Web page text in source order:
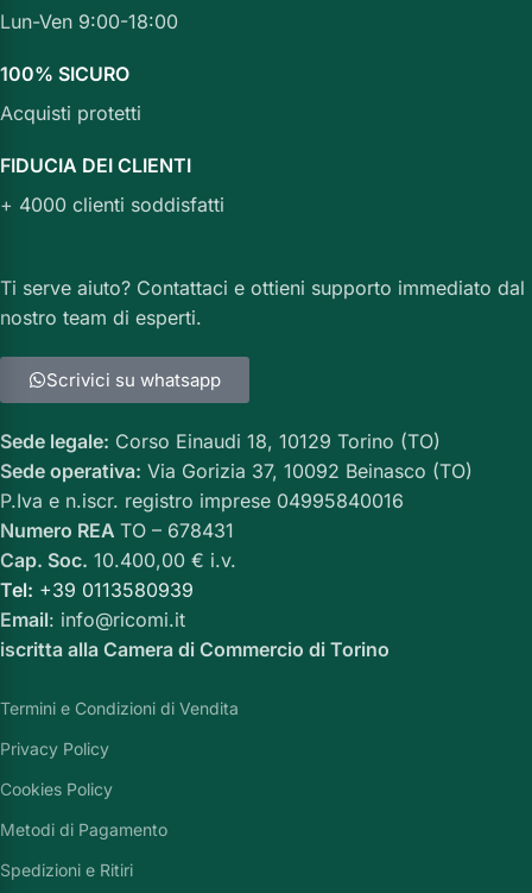
Lun-Ven 9:00-18:00
100% SICURO
Acquisti protetti
FIDUCIA DEI CLIENTI
+ 4000 clienti soddisfatti
Ti serve aiuto? Contattaci e ottieni supporto immediato dal
nostro team di esperti.
Scrivici su whatsapp
Sede legale: Corso Einaudi 18, 10129 Torino (TO)
Sede operativa: Via Gorizia 37, 10092 Beinasco (TO)
P.Iva e n.iscr. registro imprese 04995840016
Numero REA TO – 678431
Cap. Soc. 10.400,00 € i.v.
Tel: +39 0113580939
Email: info@ricomi.it
iscritta alla Camera di Commercio di Torino
Termini e Condizioni di Vendita
Privacy Policy
Cookies Policy
Metodi di Pagamento
Spedizioni e Ritiri